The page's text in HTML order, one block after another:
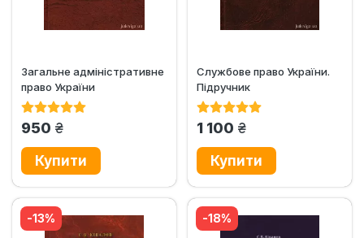
Загальне адміністративне
право України
950 грн.
Службове право України.
Підручник
1 100 грн.
-13% -18%